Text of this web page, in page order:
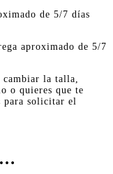
de 5/7 días
aproximado de 5/7
cambiar la talla,
o quieres que te
para solicitar el